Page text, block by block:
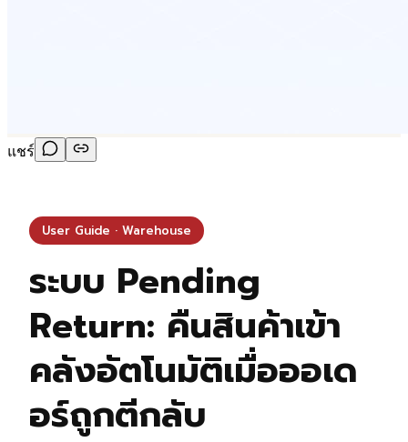
แชร์
User Guide · Warehouse
ระบบ Pending
Return: คืนสินค้าเข้า
คลังอัตโนมัติเมื่อออเด
อร์ถูกตีกลับ